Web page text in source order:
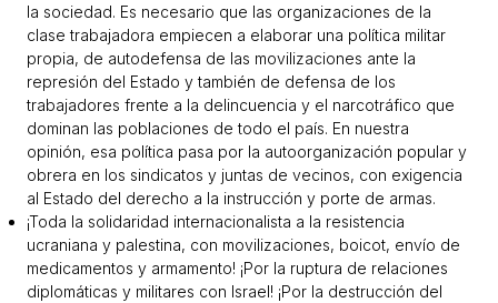
la sociedad. Es necesario que las organizaciones de la
clase trabajadora empiecen a elaborar una política militar
propia, de autodefensa de las movilizaciones ante la
represión del Estado y también de defensa de los
trabajadores frente a la delincuencia y el narcotráfico que
dominan las poblaciones de todo el país. En nuestra
opinión, esa política pasa por la autoorganización popular y
obrera en los sindicatos y juntas de vecinos, con exigencia
al Estado del derecho a la instrucción y porte de armas.
¡Toda la solidaridad internacionalista a la resistencia
ucraniana y palestina, con movilizaciones, boicot, envío de
medicamentos y armamento! ¡Por la ruptura de relaciones
diplomáticas y militares con Israel! ¡Por la destrucción del